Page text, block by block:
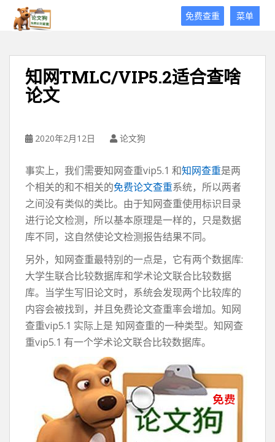
菜单
免费查重
知网TMLC/VIP5.2适合查啥
论文
2020年2月12日 论文狗
事实上，我们需要知网查重vip5.1 和知网查重是两
个相关的和不相关的免费论文查重系统，所以两者
之间没有类似的类比。由于知网查重使用标识目录
进行论文检测，所以基本原理是一样的，只是数据
库不同，这自然使论文检测报告结果不同。
另外，知网查重最特别的一点是，它有两个数据库:
大学生联合比较数据库和学术论文联合比较数据
库。当学生写旧论文时，系统会发现两个比较库的
内容会被找到，并且免费论文查重率会增加。知网
查重vip5.1 实际上是 知网查重的一种类型。知网查
重vip5.1 有一个学术论文联合比较数据库。